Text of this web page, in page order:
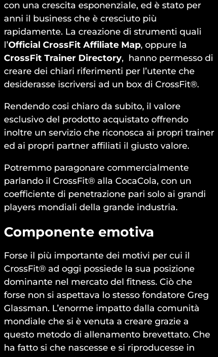
con una crescita esponenziale, ed è stato per
anni il business che è cresciuto più
rapidamente. La creazione di strumenti quali
l’Official CrossFit Affiliate Map, oppure la
CrossFit Trainer Directory, hanno permesso di
creare dei chiari riferimenti per l’utente che
desiderasse iscriversi ad un box di CrossFit®.
Rendendo cosi chiaro da subito, il valore
esclusivo del prodotto acquistato offrendo
inoltre un servizio che riconosca ai propri trainer
ed ai propri partner affiliati il giusto valore.
Potremmo paragonare commercialmente
parlando il CrossFit® alla CocaCola, con un
coefficiente di penetrazione pari solo ai grandi
players mondiali della grande industria.
Componente emotiva
Forse il più importante dei motivi per cui il
CrossFit® ad oggi possiede la sua posizione
dominante nel mercato del fitness. Ciò che
forse non si aspettava lo stesso fondatore Greg
Glassman. L’enorme impatto dalla comunità
mondiale che si è venuta a creare grazie a
questo metodo di allenamento brevettato. Che
ha fatto si che nascesse e si riproducesse in